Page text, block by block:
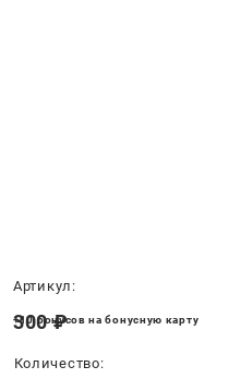
Артикул:
300 ₽
+10 бонусов на бонусную карту
Количество: